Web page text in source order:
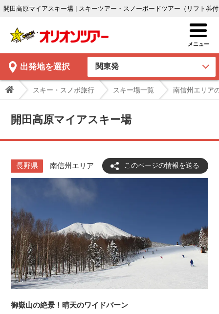
開田高原マイアスキー場 | スキーツアー・スノーボードツアー（リフト券
出発地を選択
スキー・スノボ旅行 スキー場一覧 南信州エリア
開田高原マイアスキー場
長野県 南信州エリア このページの情報を送る
御嶽山の絶景！晴天のワイドバーン